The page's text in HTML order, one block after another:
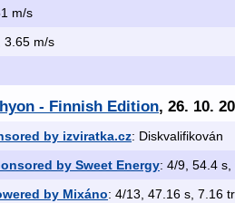
m/s
3.65 m/s
- Finnish Edition, 26. 10.
by izviratka.cz: Diskvalifikován
by Sweet Energy: 4/9, 54.4
by Mixáno: 4/13, 47.16 s, 7.16